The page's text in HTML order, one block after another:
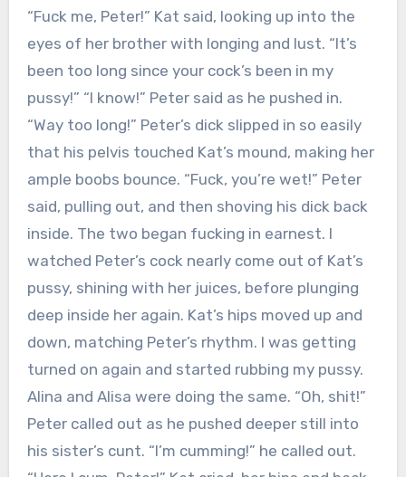
“Fuck me, Peter!” Kat said, looking up into the
eyes of her brother with longing and lust. “It’s
been too long since your cock’s been in my
pussy!” “I know!” Peter said as he pushed in.
“Way too long!” Peter’s dick slipped in so easily
that his pelvis touched Kat’s mound, making her
ample boobs bounce. “Fuck, you’re wet!” Peter
said, pulling out, and then shoving his dick back
inside. The two began fucking in earnest. I
watched Peter’s cock nearly come out of Kat’s
pussy, shining with her juices, before plunging
deep inside her again. Kat’s hips moved up and
down, matching Peter’s rhythm. I was getting
turned on again and started rubbing my pussy.
Alina and Alisa were doing the same. “Oh, shit!”
Peter called out as he pushed deeper still into
his sister’s cunt. “I’m cumming!” he called out.